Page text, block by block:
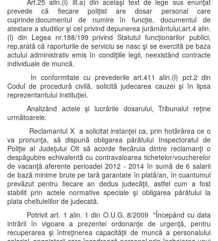
Art.25 alin.(l) lit.a) din acelaşi text de lege sus enunţat
prevede că fiecare poliţist are dosar personal care
cuprinde:documentul de numire în funcţie, documentul de
atestare a studiilor şi cel privind depunerea jurământului,art.4 alin.
(l) din Legea nr.188/199 privind Statutul funcţionarilor publici,
rep,arată că raporturile de serviciu se nasc şi se exercită pe baza
actului administrativ emis în condiţiile legii, neexistând contracte
individuale de muncă.
In conformitate cu prevederile art.411 alin.(l) pct.2 din
Codul de procedură civilă, solicită judecarea cauzei şi în lipsa
reprezentantului instituţiei.
Analizând actele şi lucrările dosarului, Tribunalul reţine
următoarele:
Reclamantul X a solicitat instanţei ca, prin hotărârea ce o
va pronunţa, să dispună obligarea pârâtului Inspectoratul de
Poliţie al Judeţului Olt să acorde fiecăruia dintre reclamanţi o
despăgubire echivalentă cu contravaloarea tichetelor/voucherelor
de vacanţă aferente perioadei 2012 - 2014 în sumă de 6 salarii
de bază minime brute pe tară garantate în plată/an, în cuantumul
prevăzut pentru fiecare an dedus judecăţii, astfel cum a fost
stabilit prin actele normative speciale şi obligarea pârâtului la
plata cheltuielilor de judecată.
Potrivit art. 1 alin. 1 din O.U.G. 8/2009 "Începând cu data
intrării în vigoare a prezentei ordonanţe de urgenţă, pentru
recuperarea şi întreţinerea capacităţii de muncă a personalului